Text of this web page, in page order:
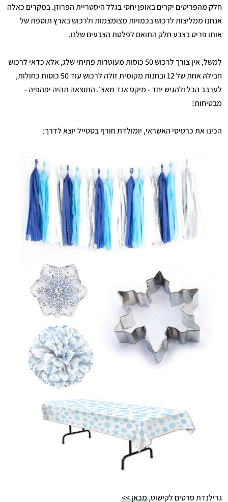
חלק מהפריטים יקרים באופן יחסי בגלל היסטריית הפרוזן. במקרים כאלה
אנחנו ממליצות לרכוש בכמויות מצומצמות ולרכוש בארץ תוספת של
אותו פריט בצבע חלק התואם לפלטת הצבעים שלנו.
למשל, אין צורך לרכוש 50 כוסות מעוטרות פתיתי שלג, אלא כדאי לרכוש
חבילה אחת של 12 ובחנות מקומית זולה לרכוש עוד 50 כוסות כחולות,
לערבב הכל ולהגיש יחד - מיקס אנד מאצ׳. התוצאה תהיה יפהפיה -
מבטיחות!
הכינו את כרטיסי האשראי, יומולדת חורף בסטייל יוצא לדרך:
גרילנדת סרטים לקישוט,מכאן >>